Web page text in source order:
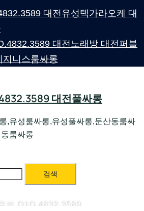
대전유성텍가라오케 대
대전노래방 대전퍼블
지니스룸싸롱
대전풀싸롱
,유성룸싸롱,유성풀싸롱,둔산동룸싸
룸싸롱
1위 하지원팀장
의 O1O.4832.3589